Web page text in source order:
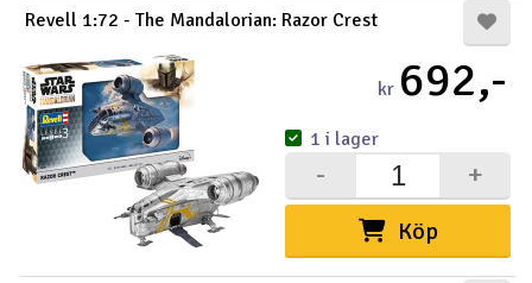
Revell 1:72 - The Mandalorian: Razor Crest
kr 692,-
Köp
+
-
1 i lager